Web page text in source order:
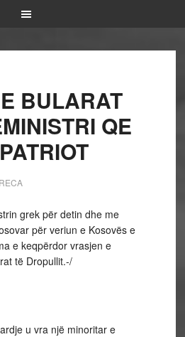
BULARAT
QE
grek për detin dhe me
për veriun e Kosovës e
e keqpërdor vrasjen e
të Dropullit.-/
u vra një minoritar e